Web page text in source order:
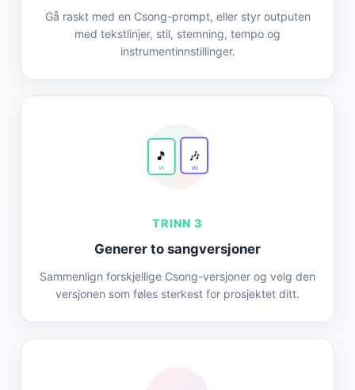
Gå raskt med en Csong-prompt, eller styr outputen
med tekstlinjer, stil, stemning, tempo og
instrumentinnstillinger.
🎵
V1
🎶
V2
TRINN 3
Generer to sangversjoner
Sammenlign forskjellige Csong-versjoner og velg den
versjonen som føles sterkest for prosjektet ditt.